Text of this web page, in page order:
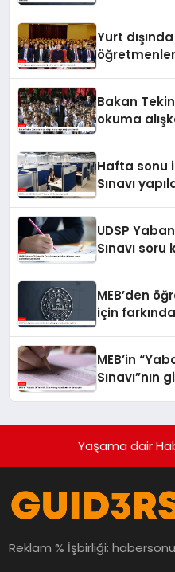
Yurt
Bakan
okuma
Hafta sonu
Sınavı
UDSP
Sınavı
MEB’den
için
MEB’in
Sınavı”nın
Yaşama dair
Reklam % İşbirliği: